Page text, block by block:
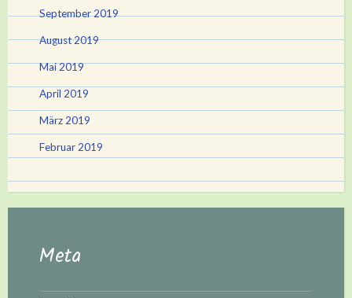
September 2019
August 2019
Mai 2019
April 2019
März 2019
Februar 2019
Meta